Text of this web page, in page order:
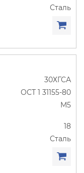
Сталь
30ХГСА
ОСТ 1 31155-80
М5
18
Сталь